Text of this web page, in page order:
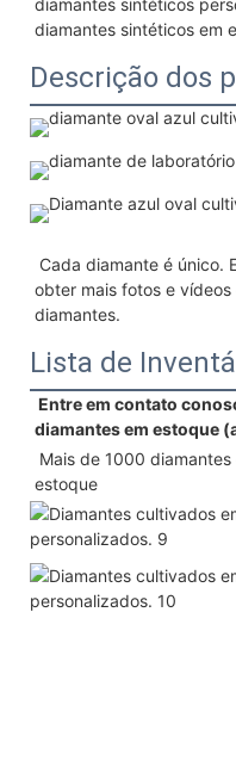
diamantes sintéticos em
Descrição dos
obter mais fotos e
diamantes.
Lista de
diamantes em estoque
estoque